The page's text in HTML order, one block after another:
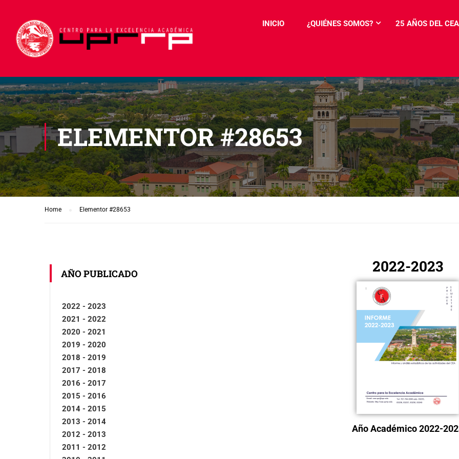
INICIO ¿QUIÉNES SOMOS? 25 AÑOS DEL CEA
ELEMENTOR #28653
Home Elementor #28653
AÑO PUBLICADO
2022 - 2023
2021 - 2022
2020 - 2021
2019 - 2020
2018 - 2019
2017 - 2018
2016 - 2017
2015 - 2016
2014 - 2015
2013 - 2014
2012 - 2013
2011 - 2012
2022-2023
Año Académico 2022-